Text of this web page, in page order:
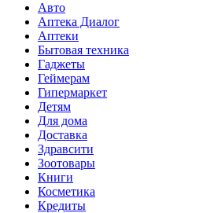
Авто
Аптека Диалог
Аптеки
Бытовая техника
Гаджеты
Геймерам
Гипермаркет
Детям
Для дома
Доставка
Здравсити
Зоотовары
Книги
Косметика
Кредиты